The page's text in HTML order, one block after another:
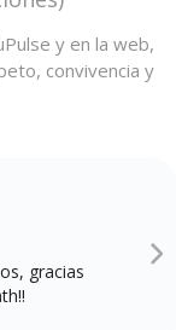
y en la web,
convivencia y
gracias